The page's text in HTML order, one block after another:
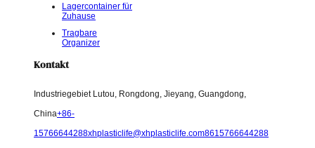
Lagercontainer für
Zuhause
Tragbare
Organizer
Kontakt
Industriegebiet Lutou, Rongdong, Jieyang, Guangdong,
China+86-
15766644288xhplasticlife@xhplasticlife.com8615766644288